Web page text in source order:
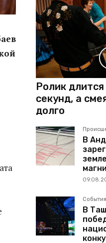
Ролик
секунд, а
долго
В
События
В